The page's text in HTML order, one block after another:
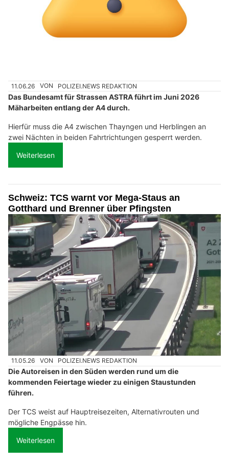
11.06.26 VON POLIZEI.NEWS REDAKTION
Das Bundesamt für Strassen ASTRA führt im Juni 2026
Mäharbeiten entlang der A4 durch.
Hierfür muss die A4 zwischen Thayngen und Herblingen an
zwei Nächten in beiden Fahrtrichtungen gesperrt werden.
Weiterlesen
Schweiz: TCS warnt vor Mega-Staus an
Gotthard und Brenner über Pfingsten
11.05.26 VON POLIZEI.NEWS REDAKTION
Die Autoreisen in den Süden werden rund um die
kommenden Feiertage wieder zu einigen Staustunden
führen.
Der TCS weist auf Hauptreisezeiten, Alternativrouten und
mögliche Engpässe hin.
Weiterlesen